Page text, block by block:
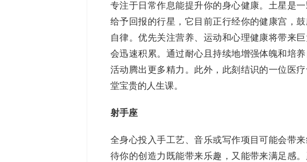
专注于日常作息能提升你的身心健康。土星是
给予回报的行星，它目前正行经你的健康宫，
自律。优先关注营养、运动和心理健康将带来
会迅速积累。通过耐心且持续地增强体魄和培
活动腾出更多精力。此外，此刻结识的一位医
堂宝贵的人生课。
射手座
全身心投入手工艺、音乐或写作项目可能会带
待你的创造力既能带来乐趣，又能带来满足感